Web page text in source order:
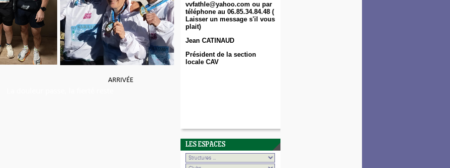
vvfathle@yahoo.com ou par
téléphone au 06.85.34.84.48 (
Laisser un message s'il vous
plait)
Jean CATINAUD
Président de la section
locale CAV
LES ESPACES